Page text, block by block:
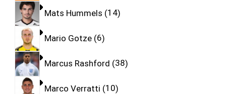
Mats Hummels 14
Mario Gotze 6
Marcus Rashford 38
Marco Verratti 10